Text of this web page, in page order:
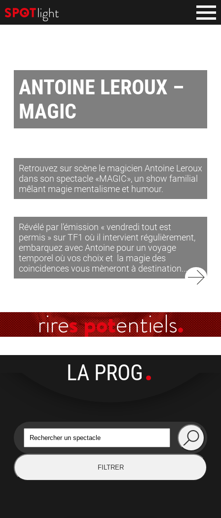
ANTOINE LEROUX –
MAGIC
Retrouvez sur scène le magicien Antoine Leroux
dans son spectacle «MAGIC», un show familial
mêlant magie mentalisme et humour.
Révélé par l’émission « vendredi tout est
permis » sur TF1 où il intervient régulièrement,
embarquez avec Antoine pour un voyage
temporel où vos choix et la magie des
coincidences vous mèneront à destination.…
rires potentiels
LA PROG
FILTRER